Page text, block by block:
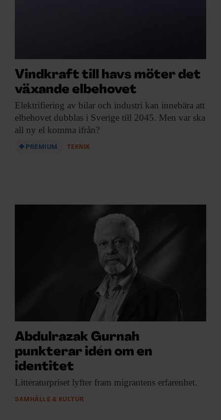
Vindkraft till havs möter det
växande elbehovet
Elektrifiering av bilar och industri kan innebära att
elbehovet dubblas i Sverige till 2045. Men var ska
all ny el komma ifrån?
PREMIUM TEKNIK
Abdulrazak Gurnah
punkterar idén om en
identitet
Litteraturpriset lyfter fram migrantens erfarenhet.
SAMHÄLLE & KULTUR